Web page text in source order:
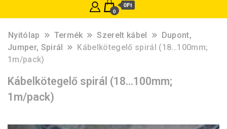
0
0Ft
Nyitólap Termék Szerelt kábel
Dupont,
Jumper, Spirál
Kábelkötegelő spirál (18…100mm;
1m/pack)
Kábelkötegelő spirál (18…100mm;
1m/pack)